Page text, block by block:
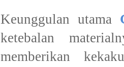
​Keunggulan utama
ketebalan
memberikan